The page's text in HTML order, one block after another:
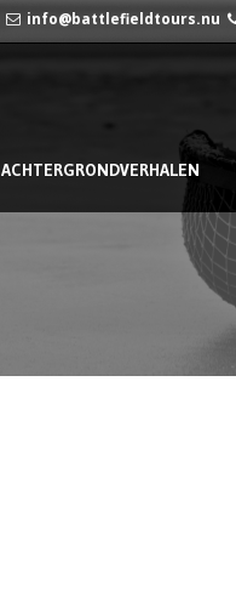
info@battlefieldtours.nu
ACHTERGRONDVERHALEN